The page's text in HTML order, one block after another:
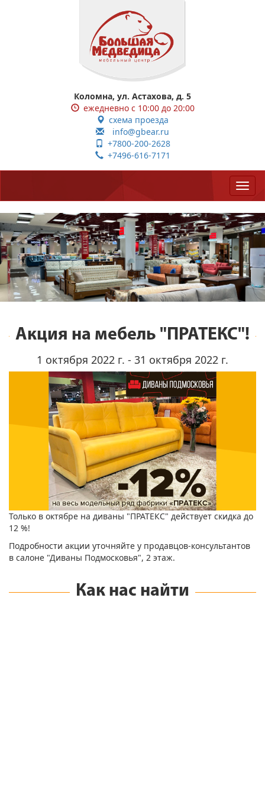
Коломна, ул. Астахова, д. 5
ежедневно с 10:00 до 20:00
схема проезда
info@gbear.ru
+7800-200-2628
+7496-616-7171
Акция на мебель "ПРАТЕКС"!
1 октября 2022 г. - 31 октября 2022 г.
Только в октябре на диваны "ПРАТЕКС" действует скидка до
12 %!
Подробности акции уточняйте у продавцов-консультантов
в салоне "Диваны Подмосковья", 2 этаж.
Как нас найти